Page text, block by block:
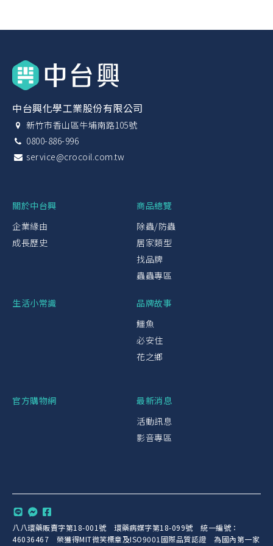
中台興化學工業股份有限公司
新竹市香山區牛埔南路105號
0800-886-996
service@crocoil.com.tw
關於中台興
企業緣由
成長歷史
商品總覽
除蟲/防蟲
居家類型
找品牌
蟲蟲專區
生活小常識
品牌故事
鱷魚
必安住
花之鄉
官方購物網
最新消息
活動訊息
影音專區
八八環藥販賣字第18-001號 環藥病媒字第18-099號 統一編號：
46036467 榮獲得MIT微笑標章及ISO9001國際品質認證 為國內第一家